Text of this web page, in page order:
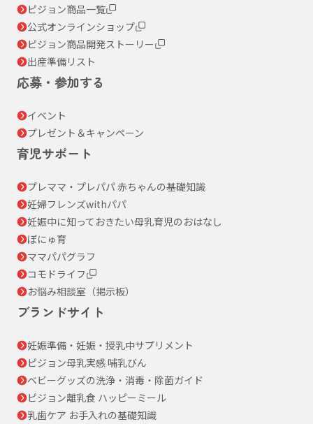
ピジョン商品一覧
公式オンラインショップ
ピジョン商品開発ストーリー
出産準備リスト
応募・参加する
イベント
プレゼント＆キャンペーン
育児サポート
プレママ・プレパパ 赤ちゃんの基礎知識
妊婦フレンズwithパパ
妊娠中に知っておきたい母乳育児のおはなし
ぼにゅ育
ママパパグラフ
コモドライフ
お悩み相談室（掲示板）
ブランドサイト
妊娠準備・妊娠・授乳中サプリメント
ピジョン母乳実感 哺乳びん
ベビーグッズの洗浄・消毒・除菌ガイド
ピジョン離乳食 ハッピーミール
乳歯ケア お手入れの基礎知識